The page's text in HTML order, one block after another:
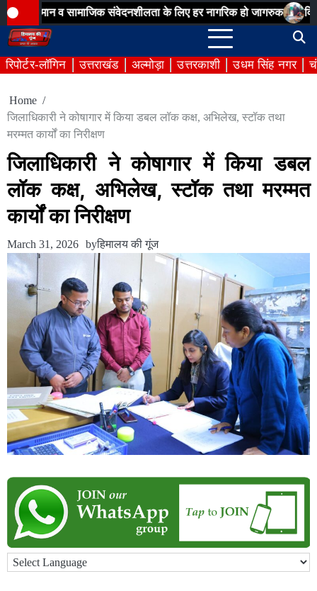
Skip
to
content
व सामाजिक संवेदनशीलता के लिए हर नागरिक हो जागरुक विशेष गहन
रिपोर्टर-लॉगिन उत्तराखंड अल्मोड़ा उत्तरकाशी उधम सिंह नगर
Home
जिलाधिकारी ने कोषागार में किया डबल लॉक कक्ष, अभिलेख, स्टॉक तथा
मरम्मत कार्यों का निरीक्षण
जिलाधिकारी ने कोषागार में किया डबल
लॉक कक्ष, अभिलेख, स्टॉक तथा मरम्मत
कार्यों का निरीक्षण
March 31, 2026 byहिमालय की गूंज